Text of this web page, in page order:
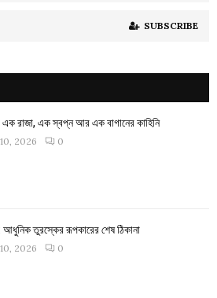
SUBSCRIBE
এক রাজা, এক স্বপ্ন আর এক বাগানের কাহিনি
2026 0
তুরস্কের রূপকারের শেষ ঠিকানা
2026 0